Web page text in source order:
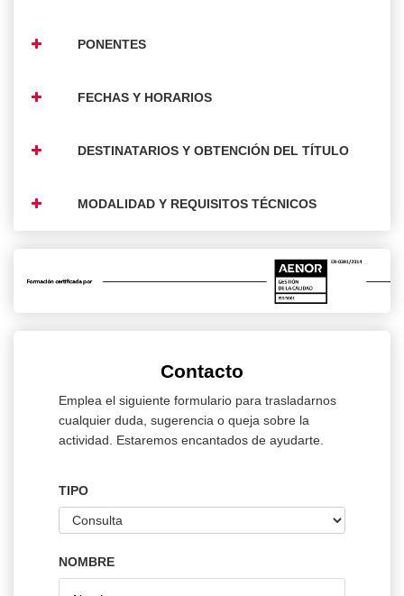
PONENTES
FECHAS Y HORARIOS
DESTINATARIOS Y OBTENCIÓN DEL TÍTULO
MODALIDAD Y REQUISITOS TÉCNICOS
Contacto
Emplea el siguiente formulario para trasladarnos
cualquier duda, sugerencia o queja sobre la
actividad. Estaremos encantados de ayudarte.
TIPO
NOMBRE